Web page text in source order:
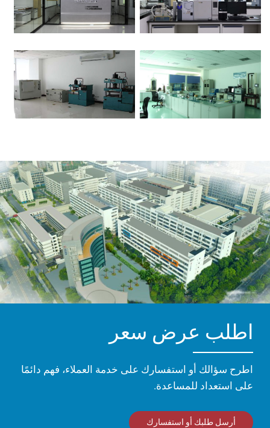
اطلب عرض سعر
اطرح سؤالك أو استفسارك على خدمة العملاء، فهم دائمًا
على استعداد للمساعدة.
أرسل طلبك أو استفسارك